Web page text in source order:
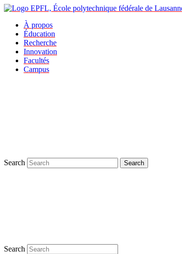
À propos
Éducation
Recherche
Innovation
Facultés
Campus
Search Search
Search